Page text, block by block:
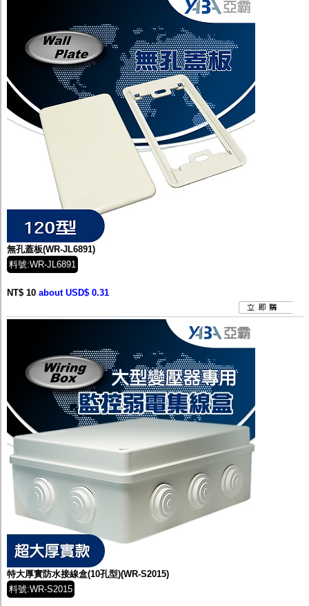
無孔蓋板(WR-JL6891)
料號:WR-JL6891
NT$ 10 about USD$ 0.31
特大厚實防水接線盒(10孔型)(WR-S2015)
料號:WR-S2015